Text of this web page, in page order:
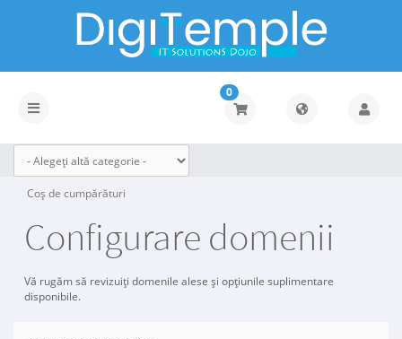
Navigare
0
Coș de cumpărături
Configurare domenii
Vă rugăm să revizuiți domenile alese și opțiunile suplimentare
disponibile.